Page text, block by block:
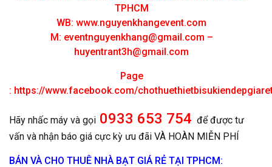
TPHCM
WB: www.nguyenkhangevent.com
M: eventnguyenkhang@gmail.com –
huyentrant3h@gmail.com
Page
: https://www.facebook.com/
Hãy nhấc máy và gọi 0933 653 754 để được tư
vấn và nhận báo giá cực kỳ ưu đãi VÀ HOÀN MIỄN PHÍ
BÁN VÀ CHO THUÊ NHÀ BẠT GIÁ RẺ TẠI TPHCM: